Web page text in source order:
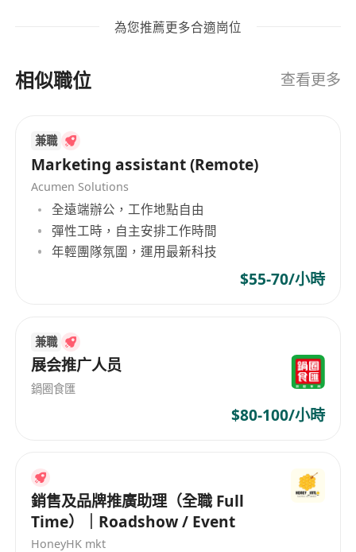
戶互動與粉絲增長。
與轉化效果。
5. 關注行業動態與競爭對手情況，持續調整和創新
營銷方式。
工作要求：
1. 熟悉小紅書、抖音及微信等社交媒體平台的操作
與規則。
2. 具備良好的文案撰寫能力與創意思維，能獨立完
工具進行效果追蹤。
4. 具有較強的學習能力和適應能力，能快速掌握新
興網絡趨勢。
5. 具相關網絡營運或數碼營銷經驗者優先考慮，大
福利：
（原職位描述未提及福利，故不作補充）
為您推薦更多合適崗位
相似職位 查看更多
兼職
Marketing assistant (Remote)
Acumen Solutions
全遠端辦公，工作地點自由
彈性工時，自主安排工作時間
年輕團隊氛圍，運用最新科技
$55-70/小時
兼職
展会推广人员
鍋圈食匯
$80-100/小時
銷售及品牌推廣助理（全職 Full
Time）｜Roadshow / Event
HoneyHK mkt